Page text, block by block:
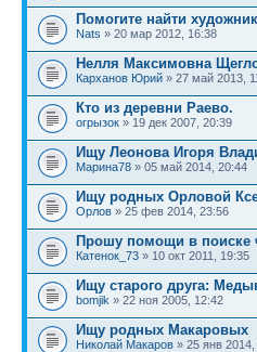
Помогите найти
Nats » 20 мар 2012, 16:38
Нелля Максимовна
Карханов Юрий » 27 май 2013,
Кто из деревни Раево.
огрызок » 19 дек 2007, 20:39
Ищу Леонова Игоря
Марина78 » 05 май 2014, 20:44
Ищу родных Орловой
Орлов » 25 фев 2014, 23:56
Прошу помощи в поиске
Катенок_73 » 10 окт 2011, 19:35
Ищу старого друга:
bomjik » 22 ноя 2005, 12:42
Ищу родных Макаровых
Николай Макаров » 25 янв